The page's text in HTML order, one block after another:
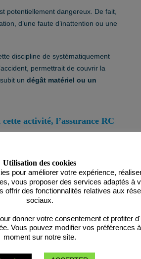
potentiellement dangereux. De fait,
d’une faute d’inattention ou une
discipline de systématiquement
permettrait de couvrir la
un dégât matériel ou un
activité, l’assurance RC
le plus souvent n’ayant pas de
et abat par erreur du bétail dans
finissent tout de même dans une
dans une partie de chasse doit
Utilisation des cookies
pour améliorer votre expérience,
vous proposer des services adaptés à
offrir des fonctionnalités relatives aux
sociaux.
donner votre consentement et profiter
Vous pouvez modifier vos préférences
moment sur notre site.